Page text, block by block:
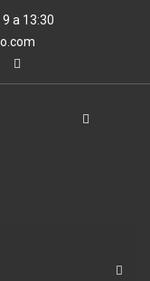
9 a 13:30